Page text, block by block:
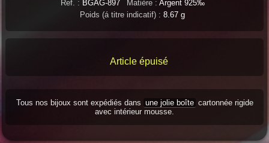
Ref. : BGAG-897 Matière : Argent 925‰
Poids (á titre indicatif) : 8.67 g
Article épuisé
Tous nos bijoux sont expédiés dans une jolie boîte cartonnée rigide
avec intérieur mousse.